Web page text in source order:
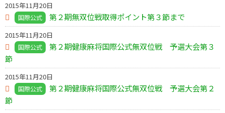
2015年11月20日
国際公式 第２期無双位戦取得ポイント第３節まで
2015年11月20日
国際公式
第２期健康麻将国際公式無双位戦 予選大会第３
節
2015年11月20日
国際公式
第２期健康麻将国際公式無双位戦 予選大会第２
節